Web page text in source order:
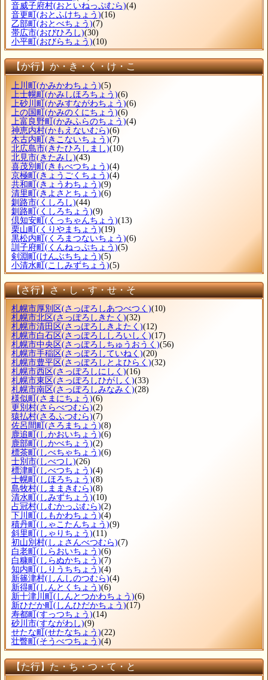
音威子府村(おといねっぷむら)(4)
音更町 (おとふけちょう)(16)
乙部町 (おとべちょう)(7)
帯広市(おびひろし)(30)
小平町 (おびらちょう)(10)
【か行】か・き・く・け・こ
上川町(かみかわちょう)(5)
上士幌町(かみしほろちょう)(6)
上砂川町(かみすながわちょう)(6)
上の国町(かみのくにちょう)(6)
上富良野町(かみふらのちょう)(4)
神恵内村(かもえないむら)(6)
木古内町(きこないちょう)(7)
北広島市(きたひろしまし)(10)
北見市(きたみし)(43)
喜茂別町(きもべつちょう)(4)
京極町(きょうごくちょう)(4)
共和町(きょうわちょう)(9)
清里町(きよさとちょう)(6)
釧路市(くしろし)(44)
釧路町(くしろちょう)(9)
倶知安町(くっちゃんちょう)(13)
栗山町(くりやまちょう)(19)
黒松内町(くろまつないちょう)(6)
訓子府町(くんねっぷちょう)(5)
剣淵町(けんぶちちょう)(5)
小清水町(こしみずちょう)(5)
【さ行】さ・し・す・せ・そ
札幌市厚別区(さっぽろしあつべつく)(10)
札幌市北区(さっぽろしきたく)(32)
札幌市清田区(さっぽろしきよたく)(12)
札幌市白石区(さっぽろししろいしく)(17)
札幌市中央区(さっぽろしちゅうおうく)(56)
札幌市手稲区(さっぽろしていねく)(20)
札幌市豊平区(さっぽろしとよひらく)(32)
札幌市西区(さっぽろしにしく)(16)
札幌市東区(さっぽろしひがしく)(33)
札幌市南区(さっぽろしみなみく)(28)
様似町 (さまにちょう)(6)
更別村(さらべつむら)(2)
猿払村(さるふつむら)(7)
佐呂間町 (さろまちょう)(8)
鹿追町 (しかおいちょう)(6)
鹿部町 (しかべちょう)(2)
標茶町 (しべちゃちょう)(6)
士別市(しべつし)(26)
標津町 (しべつちょう)(4)
士幌町 (しほろちょう)(8)
島牧村(しままきむら)(8)
清水町 (しみずちょう)(10)
占冠村(しむかっぷむら)(2)
下川町 (しもかわちょう)(4)
積丹町 (しゃこたんちょう)(9)
斜里町 (しゃりちょう)(11)
初山別村(しょさんべつむら)(7)
白老町 (しらおいちょう)(6)
白糠町 (しらぬかちょう)(7)
知内町 (しりうちちょう)(4)
新篠津村(しんしのつむら)(4)
新得町 (しんとくちょう)(6)
新十津川町 (しんとつかわちょう)(6)
新ひだか町 (しんひだかちょう)(17)
寿都町 (すっつちょう)(14)
砂川市(すながわし)(9)
せたな町 (せたなちょう)(22)
壮瞥町 (そうべつちょう)(4)
【た行】た・ち・つ・て・と